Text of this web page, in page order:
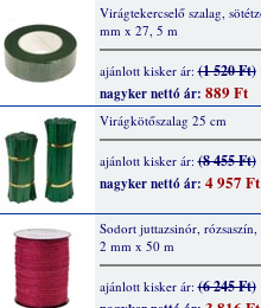
Virágtekercselő szalag,
mm x 27, 5 m
ajánlott kisker ár:(1 520 Ft)
nagyker nettó ár: 889 Ft
Virágkötőszalag 25 cm
ajánlott kisker ár:(8 455 Ft)
nagyker nettó ár: 4 957 Ft
Sodort juttazsinór, rózsaszín,
2 mm x 50 m
ajánlott kisker ár:(6 245 Ft)